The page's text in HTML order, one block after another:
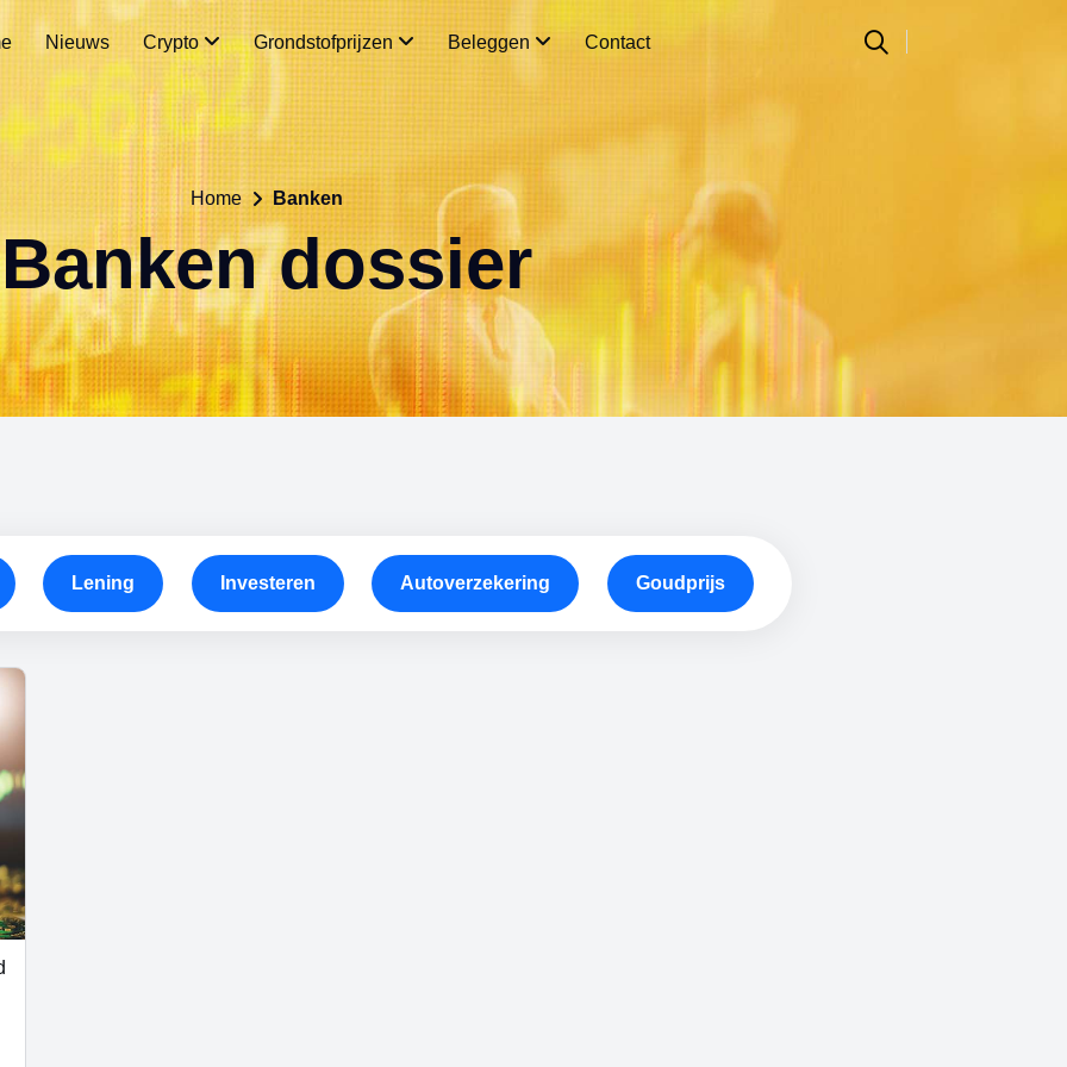
Nieuws Crypto Grondstofprijzen Beleggen Contact
Home Banken
Banken dossier
Lening Investeren Autoverzekering Goudprijs